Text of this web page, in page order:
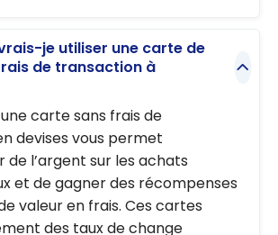
je utiliser une carte de
de transaction à
carte sans frais de
devises vous permet
de l’argent sur les achats
et de gagner des récompenses
valeur en frais. Ces cartes
des taux de change